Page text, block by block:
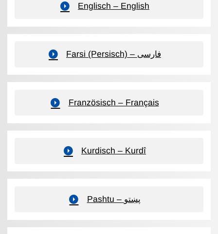
Englisch – English
Farsi (Persisch) – فارسی
Französisch – Français
Kurdisch – Kurdî
Pashtu – پښتو